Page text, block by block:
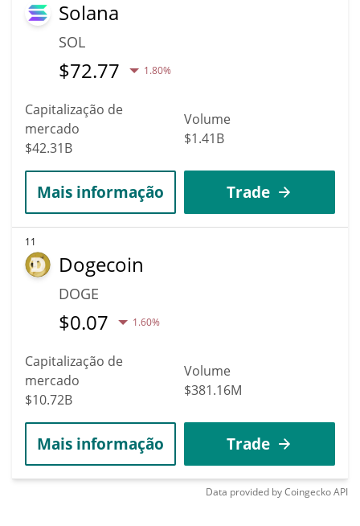
Solana
SOL
$72.77 1.80%
Capitalização de
mercado
$42.31B
Volume
$1.41B
Mais informação Trade
11
Dogecoin
DOGE
$0.07 1.60%
Capitalização de
mercado
$10.72B
Volume
$381.16M
Mais informação Trade
Data provided byCoingeckoAPI